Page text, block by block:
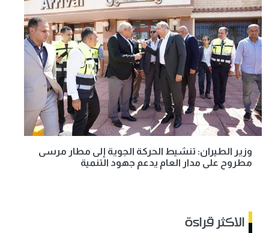
وزير الطيران: تنشيط الحركة الجوية إلى مطار مرسى
مطروح على مدار العام يدعم جهود التنمية
الاكثر قراءة